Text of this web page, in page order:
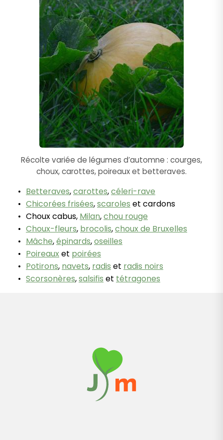
Récolte variée de légumes d’automne : courges,
choux, carottes, poireaux et betteraves.
Betteraves,carottes,céleri-rave
Chicorées frisées,scaroles et cardons
Choux cabus, Milan,chou rouge
Choux-fleurs, brocolis,choux de Bruxelles
Mâche,épinards,oseilles
Poireauxet poirées
Potirons, navets, radis et radis noirs
Scorsonères,salsifis et tétragones